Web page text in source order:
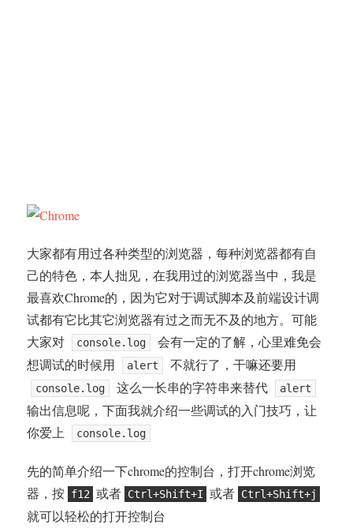
大家都有用过各种类型的浏览器，每种浏览器都有自
己的特色，本人拙见，在我用过的浏览器当中，我是
最喜欢Chrome的，因为它对于调试脚本及前端设计调
试都有它比其它浏览器有过之而无不及的地方。可能
大家对
console.log
会有一定的了解，心里难免会
想调试的时候用
alert 不就行了，干嘛还要用
console.log 这么一长串的字符串来替代 alert
输出信息呢，下面我就介绍一些调试的入门技巧，让
你爱上
console.log
先的简单介绍一下chrome的控制台，打开chrome浏览
器，按 f12 或者 Ctrl+Shift+I 或者 Ctrl+Shift+j
就可以轻松的打开控制台